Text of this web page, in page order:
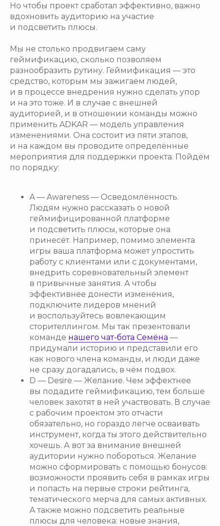
Но чтобы проект сработал эффективно, важно
вдохновить аудиторию на участие
и подсветить плюсы.
Мы не столько продвигаем саму
геймификацию, сколько позволяем
разнообразить рутину. Геймификация — это
средство, которым мы зажигаем людей,
и в процессе внедрения нужно сделать упор
и на это тоже. И в случае с внешней
аудиторией, и в отношении команды можно
применить ADKAR — модель управления
изменениями. Она состоит из пяти этапов,
и на каждом вы проводите определённые
мероприятия для поддержки проекта. Пойдём
по порядку:
A — Awareness — Осведомлённость.
Людям нужно рассказать о новой
геймифицированной платформе
и подсветить плюсы, которые она
принесёт. Например, помимо элемента
игры ваша платформа может упростить
работу с клиентами или с документами,
внедрить соревновательный элемент
в привычные занятия. А чтобы
эффективнее донести изменения,
подключите лидеров мнений
и воспользуйтесь вовлекающим
сторителлингом. Мы так презентовали
команде нашего чат-бота Семёна —
придумали историю и представили его
как нового члена команды, и люди даже
не сразу догадались, в чём подвох.
D — Desire — Желание. Чем эффектнее
вы подадите геймификацию, тем больше
человек захотят в ней участвовать. В случае
с рабочим проектом это отчасти
обязательно, но гораздо легче осваивать
инструмент, когда ты этого действительно
хочешь. А вот за внимание внешней
аудитории нужно побороться. Желание
можно сформировать с помощью бонусов:
возможности проявить себя в рамках игры
и попасть на первые строки рейтинга,
тематического мерча для самых активных.
А также можно подсветить реальные
плюсы для человека: новые знания,